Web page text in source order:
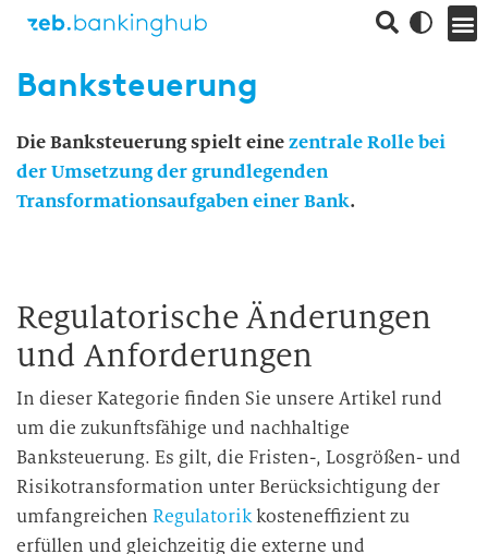
Banksteuerung
Die Banksteuerung spielt einezentrale Rolle bei
der Umsetzung der grundlegenden
Transformationsaufgaben einer Bank.
Regulatorische Änderungen
und Anforderungen
In dieser Kategorie finden Sie unsere Artikel rund
um die zukunftsfähige und nachhaltige
Banksteuerung. Es gilt, die Fristen-, Losgrößen- und
Risikotransformation unter Berücksichtigung der
umfangreichen Regulatorikkosteneffizient zu
erfüllen und gleichzeitig die externe und